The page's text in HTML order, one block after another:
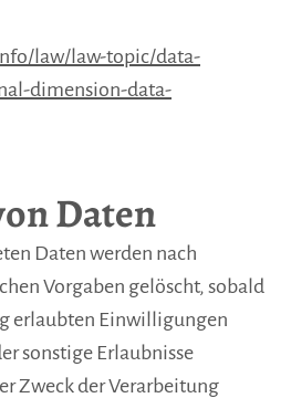
law/law-topic/data-
dimension-data-
Daten
Daten werden nach
Vorgaben gelöscht, sobald
erlaubten Einwilligungen
sonstige Erlaubnisse
Zweck der Verarbeitung